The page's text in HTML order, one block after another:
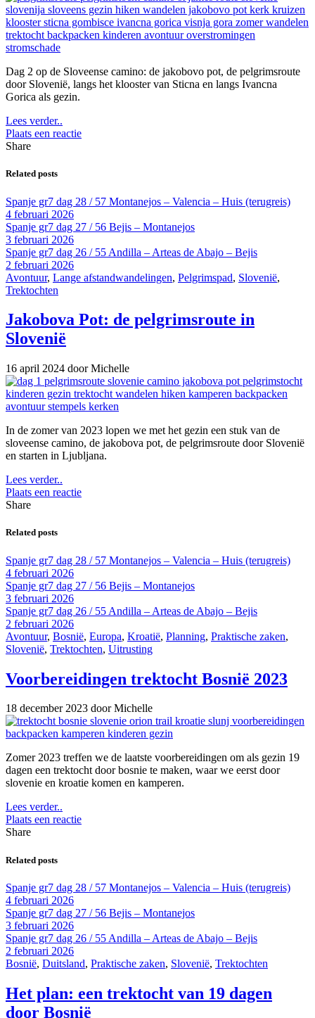
Dag 2 op de Sloveense camino: de jakobovo pot, de pelgrimsroute
door Slovenië, langs het klooster van Sticna en langs Ivancna
Gorica als gezin.
Lees verder..
Plaats een reactie
Share
Related posts
Spanje gr7 dag 28 / 57 Montanejos – Valencia – Huis (terugreis)
4 februari 2026
Spanje gr7 dag 27 / 56 Bejis – Montanejos
3 februari 2026
Spanje gr7 dag 26 / 55 Andilla – Arteas de Abajo – Bejis
2 februari 2026
Avontuur, Lange afstandwandelingen, Pelgrimspad, Slovenië,
Trektochten
Jakobova Pot: de pelgrimsroute in
Slovenië
16 april 2024 door Michelle
In de zomer van 2023 lopen we met het gezin een stuk van de
sloveense camino, de jakobova pot, de pelgrimsroute door Slovenië
en starten in Ljubljana.
Lees verder..
Plaats een reactie
Share
Related posts
Spanje gr7 dag 28 / 57 Montanejos – Valencia – Huis (terugreis)
4 februari 2026
Spanje gr7 dag 27 / 56 Bejis – Montanejos
3 februari 2026
Spanje gr7 dag 26 / 55 Andilla – Arteas de Abajo – Bejis
2 februari 2026
Avontuur, Bosnië, Europa, Kroatië, Planning, Praktische zaken,
Slovenië, Trektochten, Uitrusting
Voorbereidingen trektocht Bosnië 2023
18 december 2023 door Michelle
Zomer 2023 treffen we de laatste voorbereidingen om als gezin 19
dagen een trektocht door bosnie te maken, waar we eerst door
slovenie en kroatie komen en kamperen.
Lees verder..
Plaats een reactie
Share
Related posts
Spanje gr7 dag 28 / 57 Montanejos – Valencia – Huis (terugreis)
4 februari 2026
Spanje gr7 dag 27 / 56 Bejis – Montanejos
3 februari 2026
Spanje gr7 dag 26 / 55 Andilla – Arteas de Abajo – Bejis
2 februari 2026
Bosnië, Duitsland, Praktische zaken, Slovenië, Trektochten
Het plan: een trektocht van 19 dagen
door Bosnië